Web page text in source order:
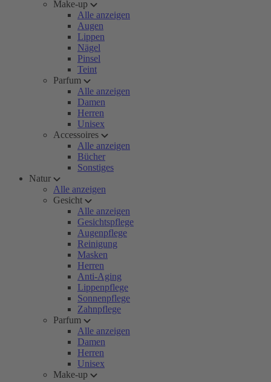
Make-up
Alle anzeigen
Augen
Lippen
Nägel
Pinsel
Teint
Parfum
Alle anzeigen
Damen
Herren
Unisex
Accessoires
Alle anzeigen
Bücher
Sonstiges
Natur
Alle anzeigen
Gesicht
Alle anzeigen
Gesichtspflege
Augenpflege
Reinigung
Masken
Herren
Anti-Aging
Lippenpflege
Sonnenpflege
Zahnpflege
Parfum
Alle anzeigen
Damen
Herren
Unisex
Make-up